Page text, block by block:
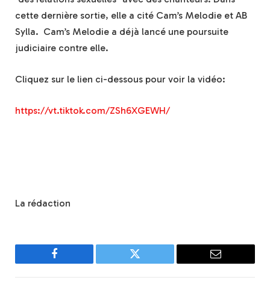
cette dernière sortie, elle a cité Cam’s Melodie et AB
Sylla. Cam’s Melodie a déjà lancé une poursuite
judiciaire contre elle.
Cliquez sur le lien ci-dessous pour voir la vidéo:
https://vt.tiktok.com/ZSh6XGEWH/
La rédaction
Facebook Twitter Email